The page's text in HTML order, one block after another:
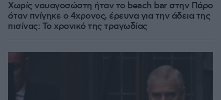
Χωρίς ναυαγοσώστη ήταν το beach bar στην Πάρο
όταν πνίγηκε ο 4χρονος, έρευνα για την άδεια της
πισίνας: Το χρονικό της τραγωδίας